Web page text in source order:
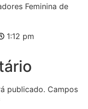
Feminina de
1:12 pm
publicado. Campos